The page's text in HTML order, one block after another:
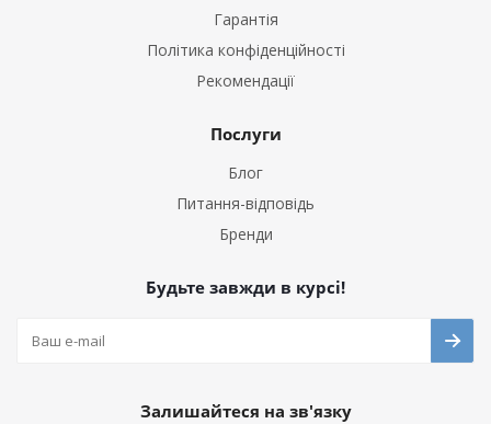
Гарантія
Політика конфіденційності
Рекомендації
Послуги
Блог
Питання-відповідь
Бренди
Будьте завжди в курсі!
Залишайтеся на зв'язку